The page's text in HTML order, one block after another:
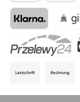
PayPal Später
Klarna (via Stripe)Giropay
Lastschrift Rechnung